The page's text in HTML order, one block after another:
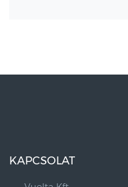
KAPCSOLAT